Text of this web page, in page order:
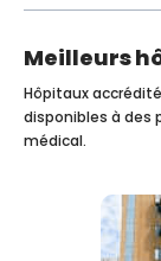
Meilleurs
Hôpitaux
disponibles à des
médical.